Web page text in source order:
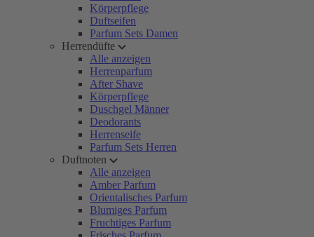
Körperpflege
Duftseifen
Parfum Sets Damen
Herrendüfte
Alle anzeigen
Herrenparfum
After Shave
Körperpflege
Duschgel Männer
Deodorants
Herrenseife
Parfum Sets Herren
Duftnoten
Alle anzeigen
Amber Parfum
Orientalisches Parfum
Blumiges Parfum
Fruchtiges Parfum